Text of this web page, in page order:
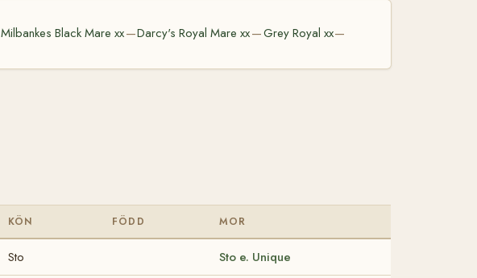
Milbankes Black Mare xx—Darcy's Royal Mare xx—Grey Royal xx—
KÖN FÖDD MOR
Sto Sto e. Unique